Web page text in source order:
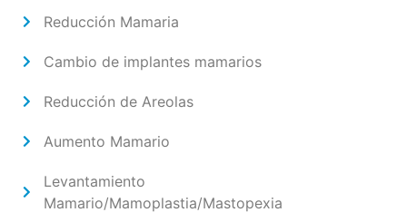
Reducción Mamaria
Cambio de implantes mamarios
Reducción de Areolas
Aumento Mamario
Levantamiento
Mamario/Mamoplastia/Mastopexia